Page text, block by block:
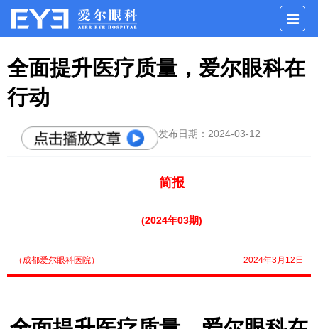
全面提升医疗质量，爱尔眼科在
行动
发布日期：2024-03-12
简报
(2024年03期)
（成都爱尔眼科医院） 2024年3月12日